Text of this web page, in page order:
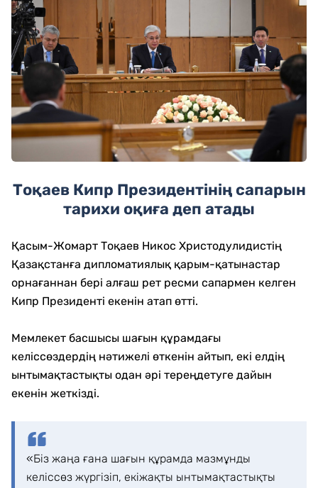
Тоқаев Кипр Президентінің сапарын
тарихи оқиға деп атады
Қасым-Жомарт Тоқаев Никос Христодулидистің
Қазақстанға дипломатиялық қарым-қатынастар
орнағаннан бері алғаш рет ресми сапармен келген
Кипр Президенті екенін атап өтті.
Мемлекет басшысы шағын құрамдағы
келіссөздердің нәтижелі өткенін айтып, екі елдің
ынтымақтастықты одан әрі тереңдетуге дайын
екенін жеткізді.
«Біз жаңа ғана шағын құрамда мазмұнды
келіссөз жүргізіп, екіжақты ынтымақтастықты